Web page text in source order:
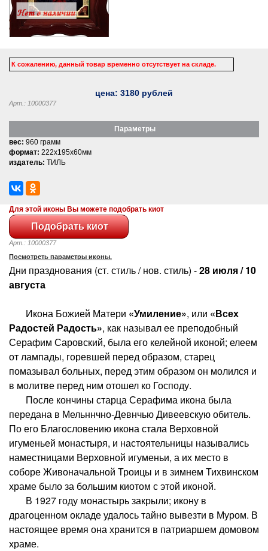
К сожалению, данный товар временно отсутствует на складе.
цена: 3180 рублей
Арт.: 10000377
Параметры
вес: 960 грамм
формат: 222x195x60мм
издатель: ТИЛЬ
Для этой иконы Вы можете подобрать киот
Арт.: 10000377
Посмотреть параметры иконы.
Дни празднования (ст. стиль / нов. стиль) -28 июля / 10
августа
Икона Божией Матери «Умиление», или «Всех
Радостей Радость», как называл ее преподобный
Серафим Саровский, была его келейной иконой; елеем
от лампады, горевшей перед образом, старец
помазывал больных, перед этим образом он молился и
в молитве перед ним отошел ко Господу.
После кончины старца Серафима икона была
передана в Мельннчно-Девнчью Дивеевскую обитель.
По его Благословению икона стала Верховной
игуменьей монастыря, и настоятельницы назывались
наместницами Верховной игуменьи, а их место в
соборе Живоначальной Троицы и в зимнем Тихвинском
храме было за большим киотом с этой иконой.
В 1927 году монастырь закрыли; икону в
драгоценном окладе удалось тайно вывезти в Муром. В
настоящее время она хранится в патриаршем домовом
храме.